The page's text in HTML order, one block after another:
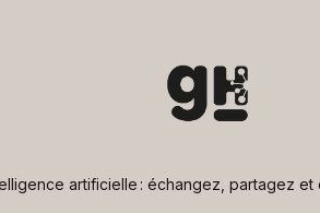
artificielle : échangez, partagez